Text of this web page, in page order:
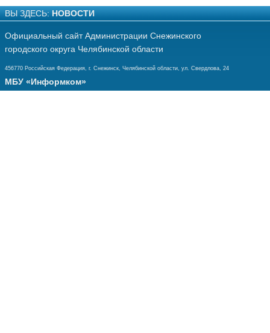
ВЫ ЗДЕСЬ: НОВОСТИ
Официальный сайт Администрации Снежинского
городского округа Челябинской области
456770 Российская Федерация, г. Снежинск, Челябинской области, ул. Свердлова, 24
МБУ «Информком»